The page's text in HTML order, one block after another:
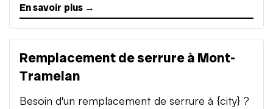
En savoir plus →
Remplacement de serrure à Mont-
Tramelan
Besoin d'un remplacement de serrure à {city} ?